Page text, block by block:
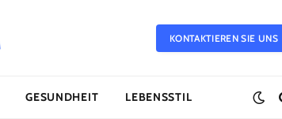
KONTAKTIEREN SIE UNS
GESUNDHEIT LEBENSSTIL